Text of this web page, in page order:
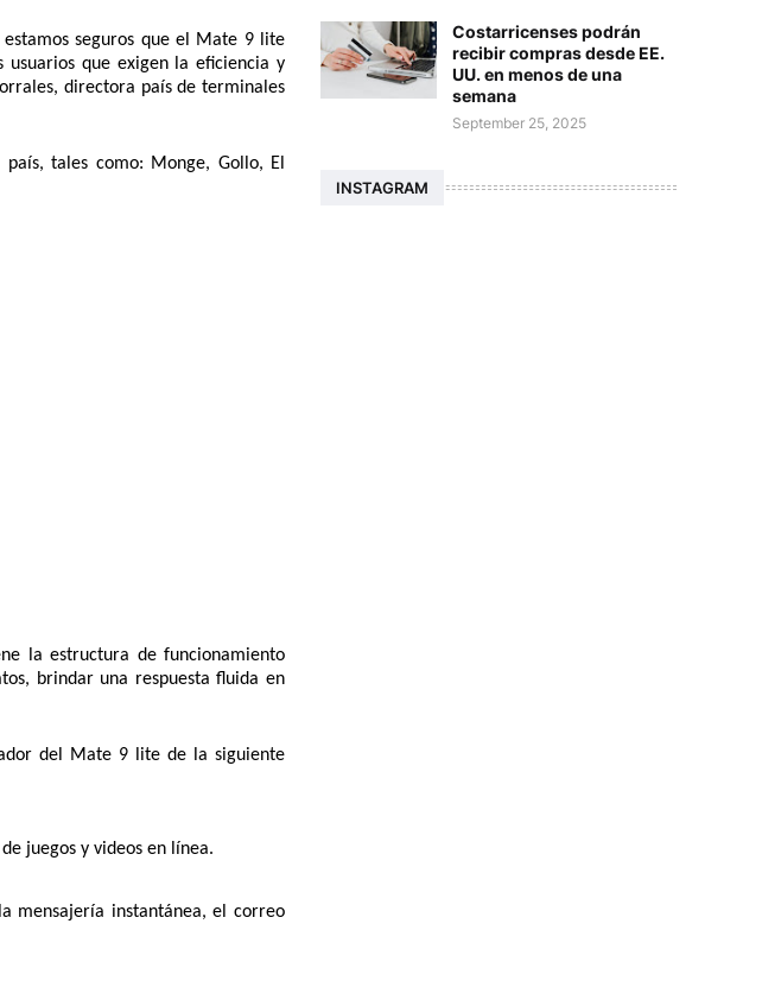
seguros que el Mate 9 lite
que exigen la eficiencia y
directora país de terminales
tales como: Monge, Gollo, El
la estructura de funcionamiento
brindar una respuesta fluida en
del Mate 9 lite de la siguiente
juegos y videos en línea.
mensajería instantánea, el correo
Costarricenses podrán
recibir compras desde EE.
UU. en menos de una
semana
September 25, 2025
INSTAGRAM